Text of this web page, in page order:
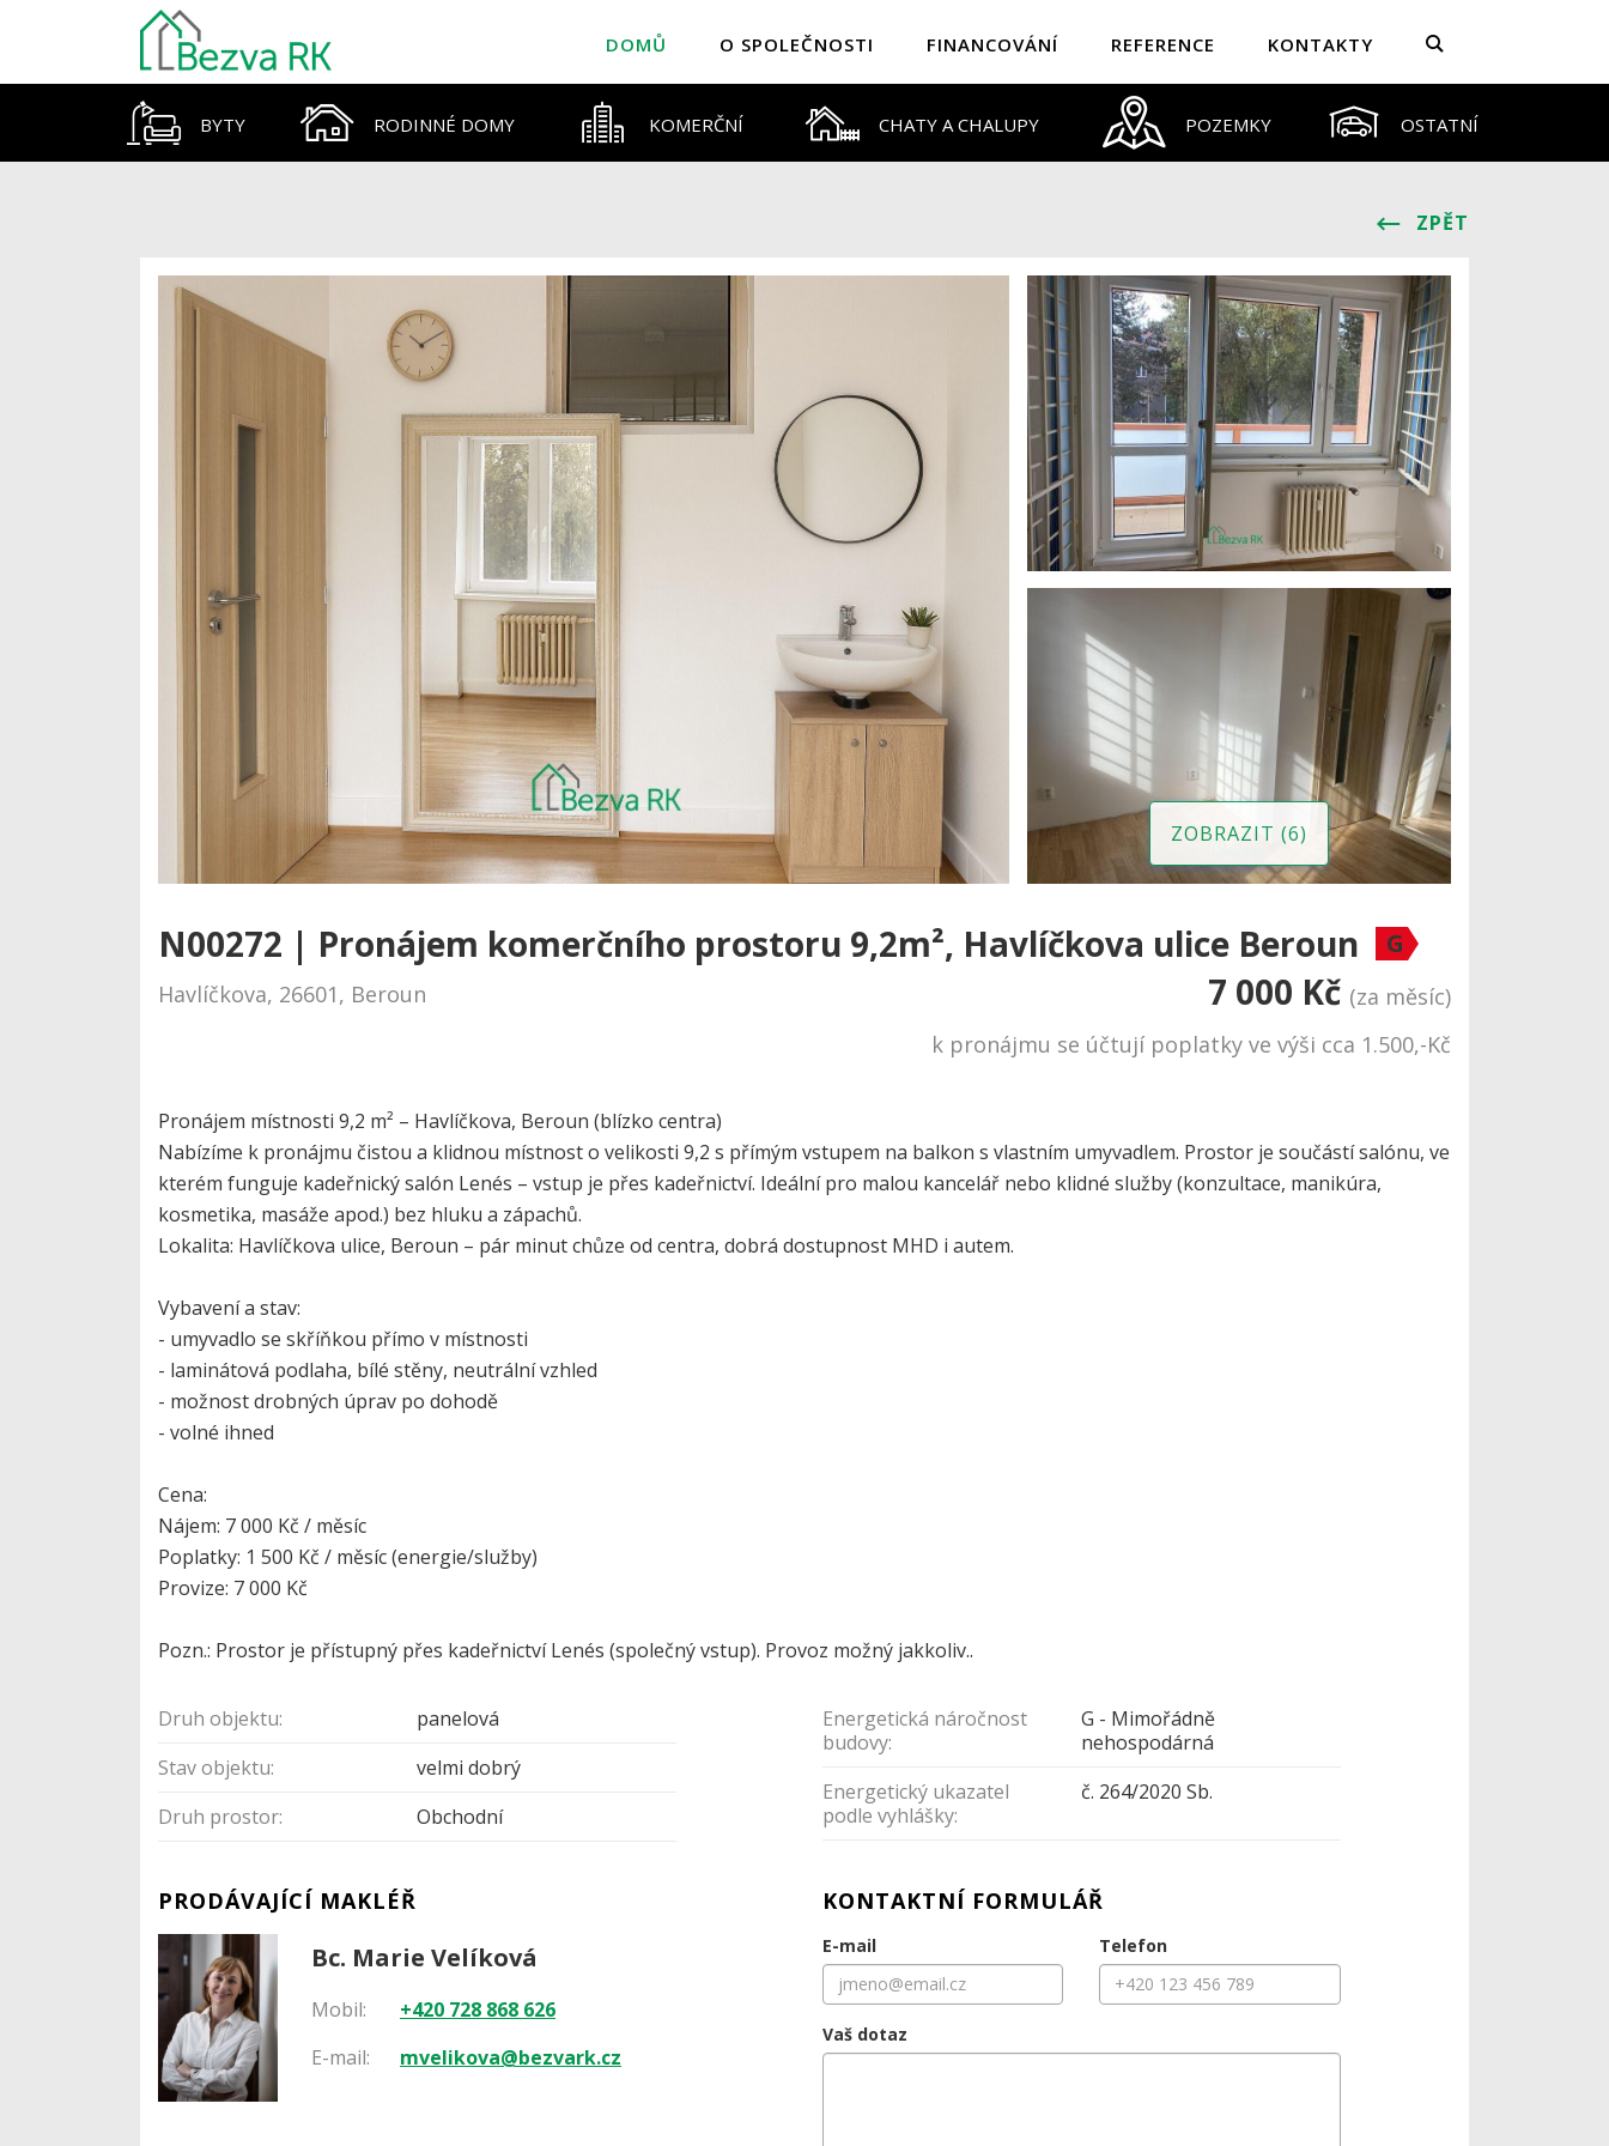
DOMŮ O SPOLEČNOSTI FINANCOVÁNÍ REFERENCE KONTAKTY
BYTY RODINNÉ DOMY KOMERČNÍ CHATY A CHALUPY POZEMKY OSTATNÍ
ZPĚT
ZOBRAZIT (6)
N00272 | Pronájem komerčního prostoru 9,2m², Havlíčkova ulice Beroun G
Havlíčkova, 26601, Beroun 7 000 Kč (za měsíc)
k pronájmu se účtují poplatky ve výši cca 1.500,-Kč
Pronájem místnosti 9,2 m² – Havlíčkova, Beroun (blízko centra)
Nabízíme k pronájmu čistou a klidnou místnost o velikosti 9,2 s přímým vstupem na balkon s vlastním umyvadlem. Prostor je součástí salónu, ve
kterém funguje kadeřnický salón Lenés – vstup je přes kadeřnictví. Ideální pro malou kancelář nebo klidné služby (konzultace, manikúra,
kosmetika, masáže apod.) bez hluku a zápachů.
Lokalita: Havlíčkova ulice, Beroun – pár minut chůze od centra, dobrá dostupnost MHD i autem.
Vybavení a stav:
- umyvadlo se skříňkou přímo v místnosti
- laminátová podlaha, bílé stěny, neutrální vzhled
- možnost drobných úprav po dohodě
- volné ihned
Cena:
Nájem: 7 000 Kč / měsíc
Poplatky: 1 500 Kč / měsíc (energie/služby)
Provize: 7 000 Kč
Pozn.: Prostor je přístupný přes kadeřnictví Lenés (společný vstup). Provoz možný jakkoliv..
Druh objektu:
panelová
Stav objektu:
velmi dobrý
Druh prostor:
Obchodní
Energetická náročnost
budovy:
G - Mimořádně
nehospodárná
Energetický ukazatel
podle vyhlášky:
č. 264/2020 Sb.
PRODÁVAJÍCÍ MAKLÉŘ
Bc. Marie Velíková
Mobil:
+420 728 868 626
E-mail:
mvelikova@bezvark.cz
KONTAKTNÍ FORMULÁŘ
E-mail Telefon
Vaš dotaz